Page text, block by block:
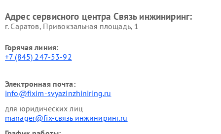
Адрес сервисного центра Связь инжиниринг:
г. Саратов, Привокзальная площадь, 1
Горячая линия:
+7 (845) 247-53-92
Электронная почта:
info@fixim-svyazinzhiniring.ru
для юридических лиц
manager@fix-связь инжиниринг.ru